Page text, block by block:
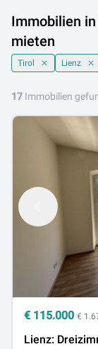
Immobilien
mieten
Tirol Lienz
17 Immobilien
€ 115.000 €
Lienz: